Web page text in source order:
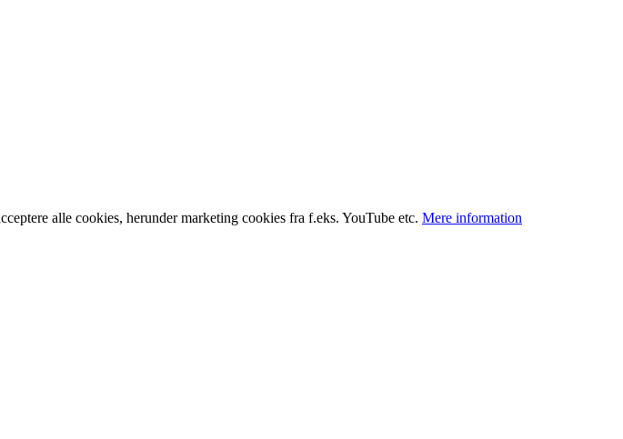
alle cookies, herunder marketing cookies fra f.eks. YouTube etc. Mere information